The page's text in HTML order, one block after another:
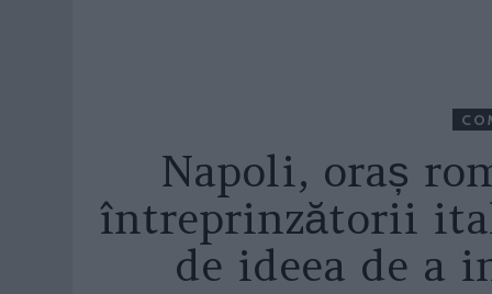
Napoli, oraș
întreprinzătorii
de ideea de a